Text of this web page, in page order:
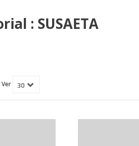
: SUSAETA
Ver